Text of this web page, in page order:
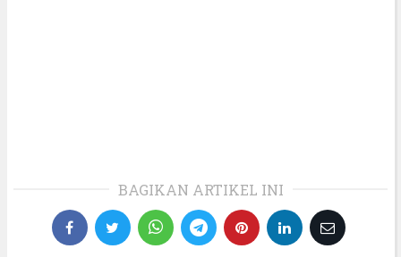
BAGIKAN ARTIKEL INI